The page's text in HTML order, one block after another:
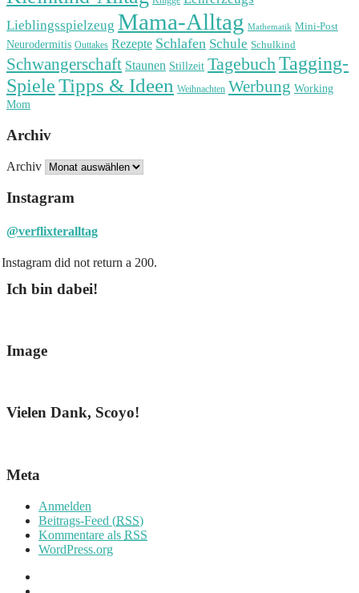
Lieblingsspielzeug Mama-Alltag Mathematik Mini-Post
Neurodermitis Outtakes Rezepte Schlafen Schule Schulkind
Schwangerschaft Staunen Stillzeit TagebuchTagging-
SpieleTipps & Ideen Weihnachten Werbung Working
Mom
Archiv
Archiv
Instagram
@verflixteralltag
Instagram did not return a 200.
Ich bin dabei!
Image
Vielen Dank, Scoyo!
Meta
Anmelden
Beitrags-Feed (RSS)
Kommentare als RSS
WordPress.org